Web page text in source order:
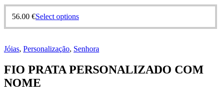
56.00 €Select options
Jóias, Personalização, Senhora
FIO PRATA PERSONALIZADO COM
NOME